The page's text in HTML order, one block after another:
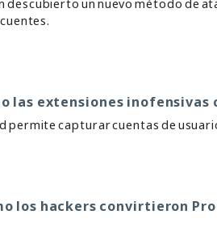
descubierto un nuevo método de
las extensiones
permite capturar cuentas de
los hackers convirtieron